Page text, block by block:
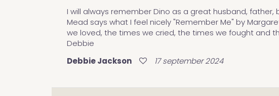
I will always remember Dino as a great husband,
Mead says what I feel nicely "Remember Me" by
we loved, the times we cried, the times we fought and
Debbie
Debbie Jackson 17 september 2024